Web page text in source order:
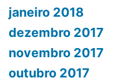
janeiro 2018
dezembro 2017
novembro 2017
outubro 2017